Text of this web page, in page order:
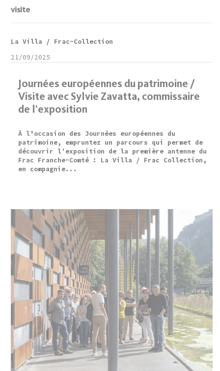
visite
Journées européennes du patrimoine /
Visite avec Sylvie Zavatta, commissaire
de l'exposition
À l’occasion des Journées européennes du
patrimoine, empruntez un parcours qui permet de
découvrir l'exposition de la première antenne du
Frac Franche-Comté : La Villa / Frac Collection,
en compagnie...
La Villa / Frac-Collection
21/09/2025